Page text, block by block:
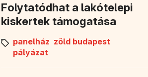
Folytatódhat a lakótelepi
kiskertek támogatása
panelház zöld budapest
pályázat